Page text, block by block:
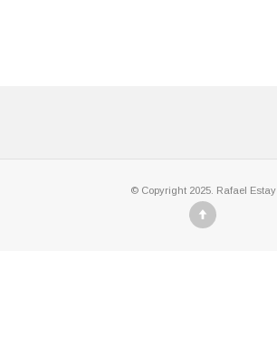
© Copyright 2025. Rafael Estay